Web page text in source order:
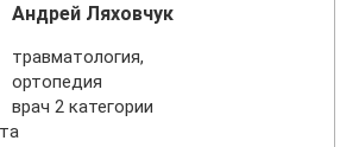
Андрей Ляховчук
травматология,
ортопедия
врач 2 категории